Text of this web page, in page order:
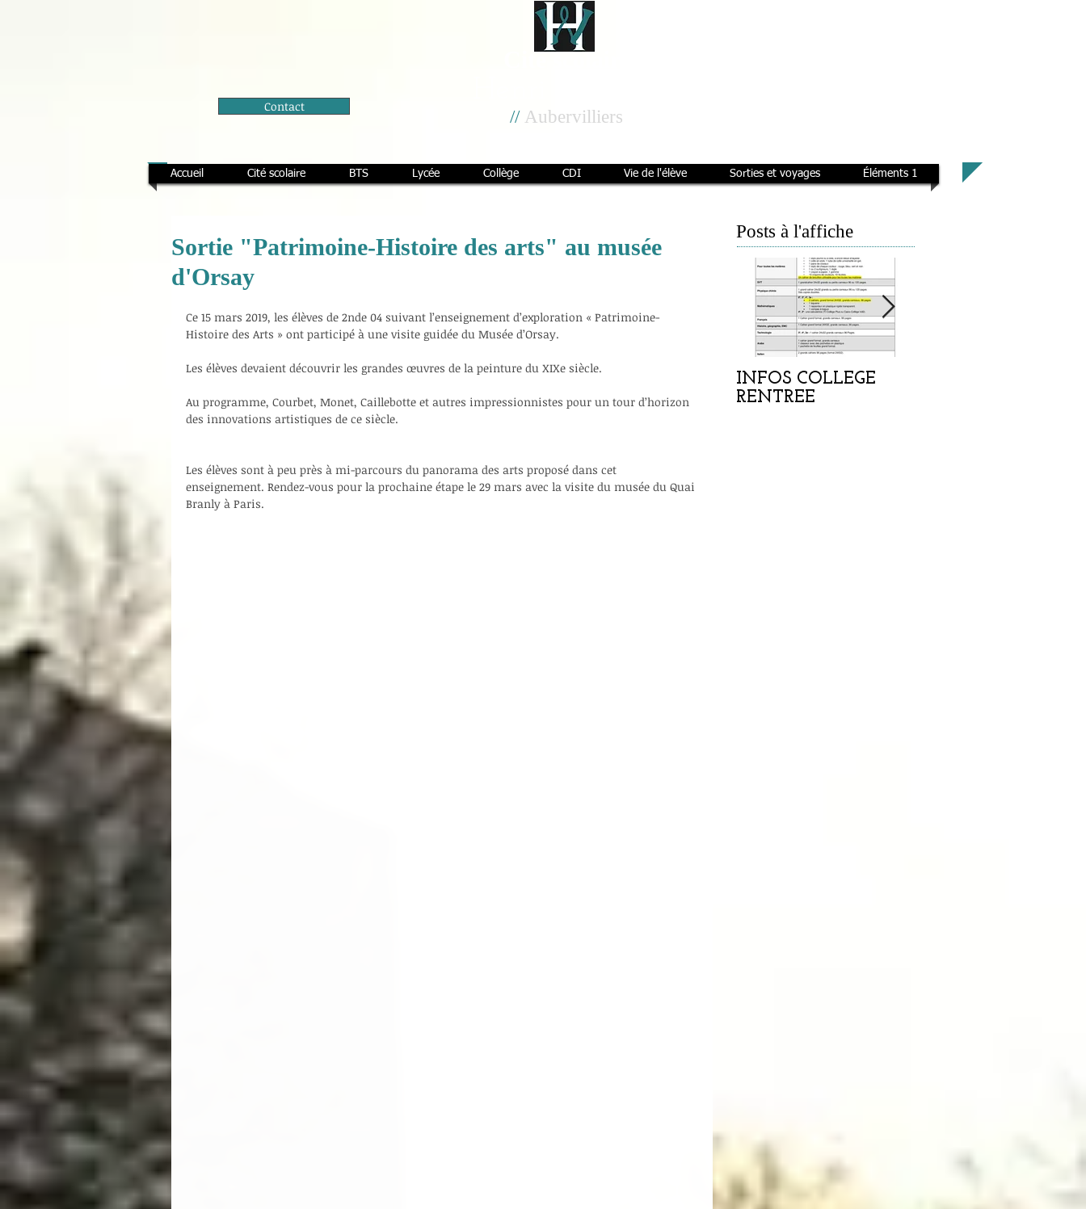
Contact
Cité scolaire
//Aubervilliers
Accueil Cité scolaire BTS Lycée Collège CDI Vie de l'élève Sorties et voyages Éléments 1
Sortie "Patrimoine-Histoire des arts" au musée
d'Orsay
Ce 15 mars 2019, les élèves de 2nde 04 suivant l’enseignement d’exploration « Patrimoine-
Histoire des Arts » ont participé à une visite guidée du Musée d’Orsay.
Les élèves devaient découvrir les grandes œuvres de la peinture du XIXe siècle.
Au programme, Courbet, Monet, Caillebotte et autres impressionnistes pour un tour d’horizon
des innovations artistiques de ce siècle.
Les élèves sont à peu près à mi-parcours du panorama des arts proposé dans cet
enseignement. Rendez-vous pour la prochaine étape le 29 mars avec la visite du musée du Quai
Branly à Paris.
Posts à l'affiche
INFOS COLLEGE
RENTREE